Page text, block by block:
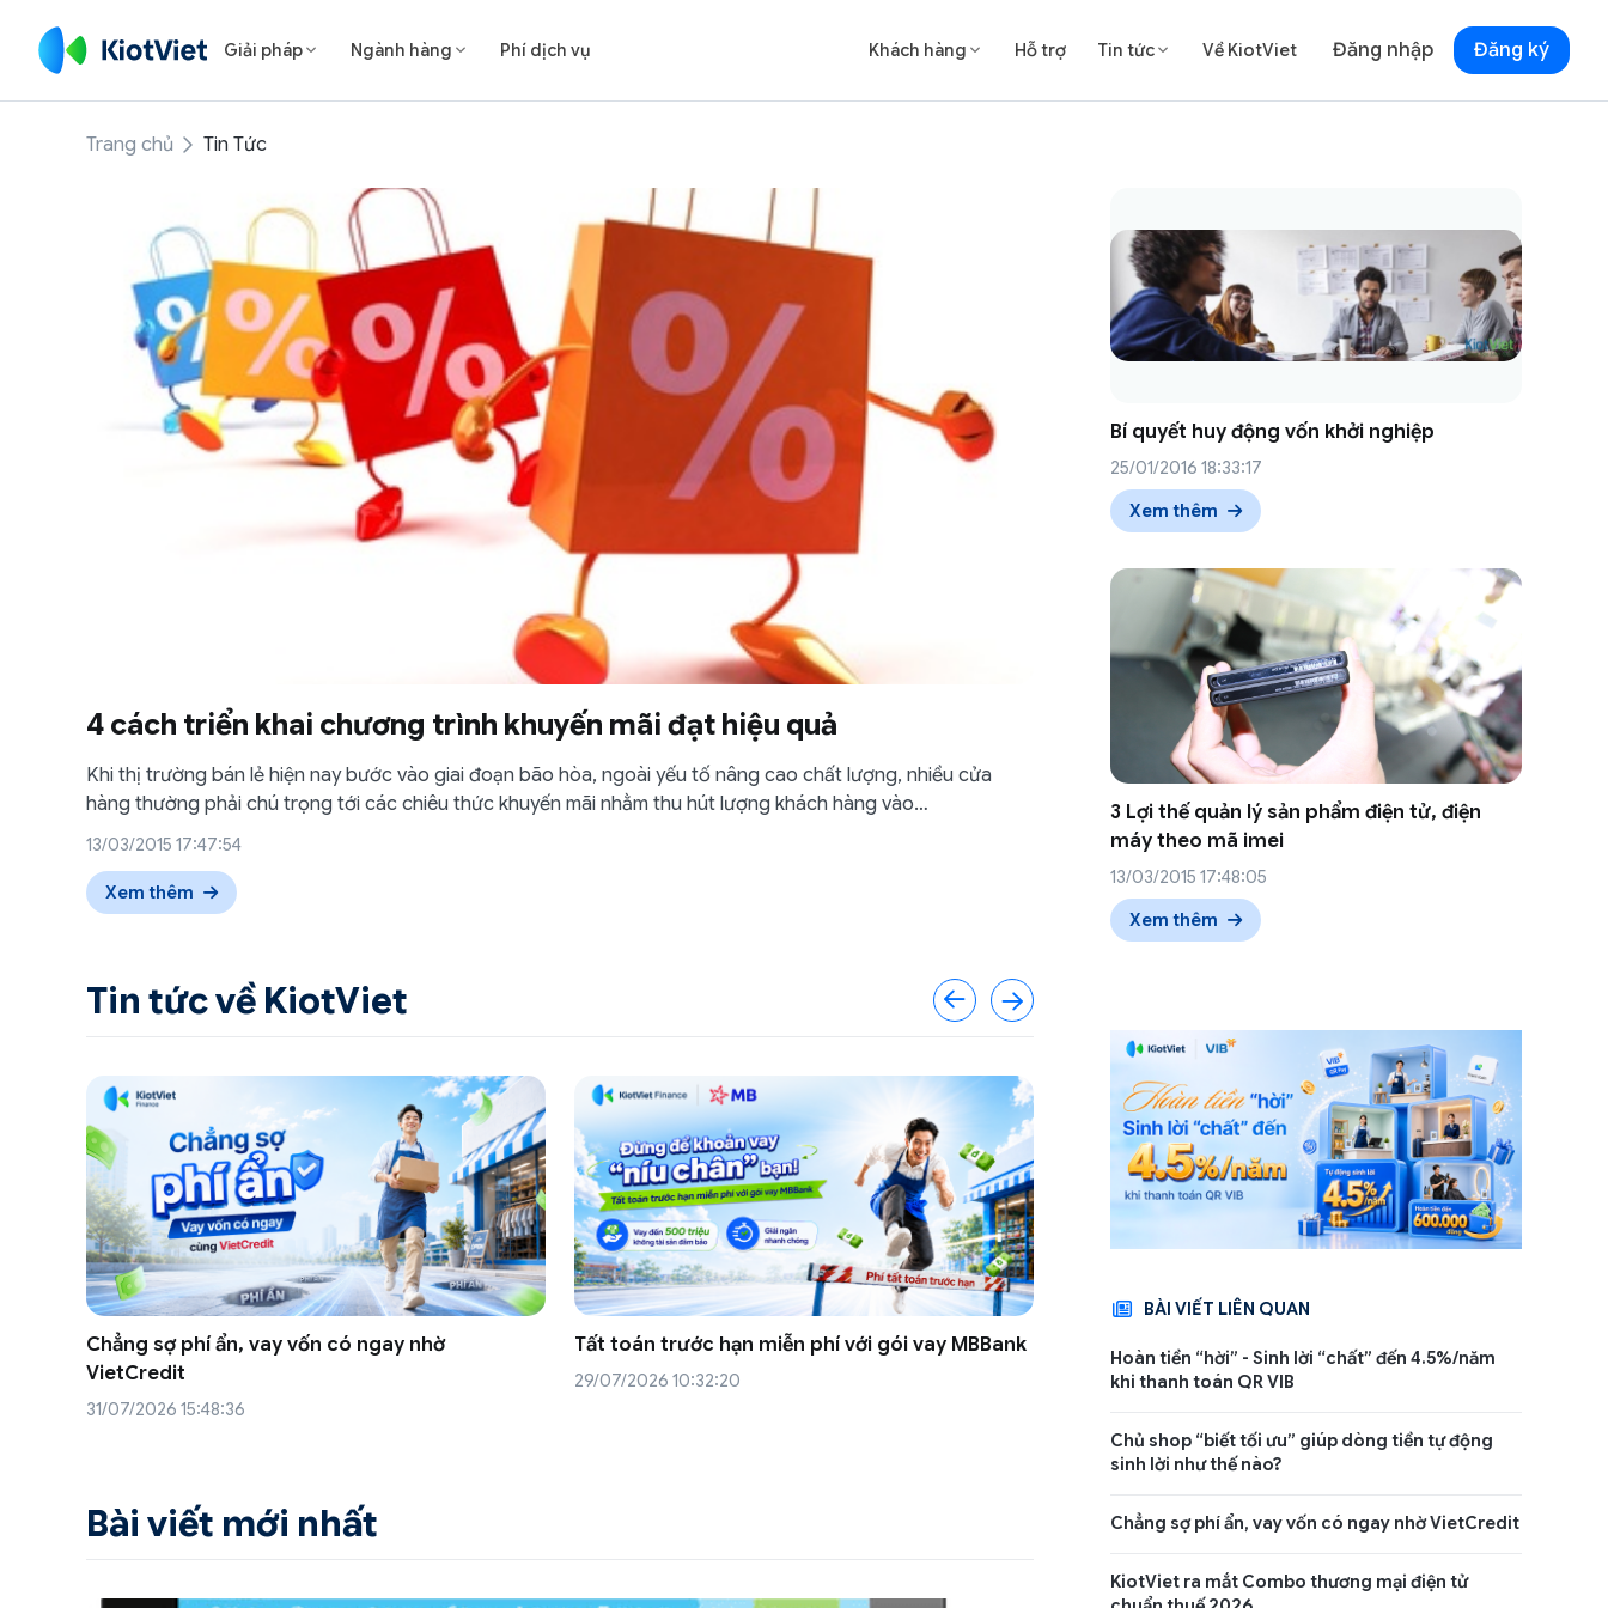
Giải pháp  Ngành hàng  Phí dịch vụ Khách hàng  Hỗ trợ Tin tức  Về KiotViet Đăng nhập Đăng ký
Trang chủ Tin Tức
4 cách triển khai chương trình khuyến mãi đạt hiệu quả
Khi thị trường bán lẻ hiện nay bước vào giai đoạn bão hòa, ngoài yếu tố nâng cao chất lượng, nhiều cửa
hàng thường phải chú trọng tới các chiêu thức khuyến mãi nhằm thu hút lượng khách hàng vào…
13/03/2015 17:47:54
Xem thêm
Bí quyết huy động vốn khởi nghiệp
25/01/2016 18:33:17
Xem thêm
3 Lợi thế quản lý sản phẩm điện tử, điện
máy theo mã imei
13/03/2015 17:48:05
Xem thêm
Tin tức về KiotViet
Chẳng sợ phí ẩn, vay vốn có ngay nhờ
VietCredit
31/07/2026 15:48:36
Tất toán trước hạn miễn phí với gói vay MBBank
29/07/2026 10:32:20
Vay đúng nơi – Khơi dòng vốn: VPBank và
KiotViet tiếp sức kinh doanh
Bài viết mới nhất
BÀI VIẾT LIÊN QUAN
Hoàn tiền “hời” - Sinh lời “chất” đến 4.5%/năm
khi thanh toán QR VIB
Chủ shop “biết tối ưu” giúp dòng tiền tự động
sinh lời như thế nào?
Chẳng sợ phí ẩn, vay vốn có ngay nhờ VietCredit
KiotViet ra mắt Combo thương mại điện tử